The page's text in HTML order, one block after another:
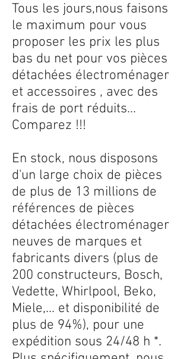
Tous les jours,nous faisons
le maximum pour vous
proposer les prix les plus
bas du net pour vos pièces
détachées électroménager
et accessoires , avec des
frais de port réduits...
Comparez !!!
En stock, nous disposons
d'un large choix de pièces
de plus de 13 millions de
références de pièces
détachées électroménager
neuves de marques et
fabricants divers (plus de
200 constructeurs, Bosch,
Vedette, Whirlpool, Beko,
Miele,... et disponibilité de
plus de 94%), pour une
expédition sous 24/48 h *.